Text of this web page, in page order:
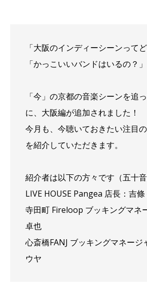
「大阪のインディーシーンって
「かっこいいバンドはいるの？」
「今」の京都の音楽シーンを追
に、大阪編が追加されました！
今月も、今聴いておきたい注目
を紹介していただきます。
紹介者は以下の方々です（五十音
LIVE HOUSE Pangea 店長：吉
寺田町 Fireloop ブッキングマネ
卓也
心斎橋FANJ ブッキングマネージ
ウヤ